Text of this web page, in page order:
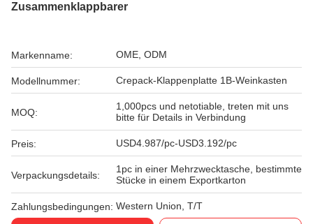
Zusammenklappbarer
Markenname: OME, ODM
Modellnummer: Crepack-Klappenplatte 1B-Weinkasten
MOQ:
1,000pcs und netotiable, treten mit uns
bitte für Details in Verbindung
Preis: USD4.987/pc-USD3.192/pc
Verpackungsdetails:
1pc in einer Mehrzwecktasche, bestimmte
Stücke in einem Exportkarton
Zahlungsbedingungen: Western Union, T/T